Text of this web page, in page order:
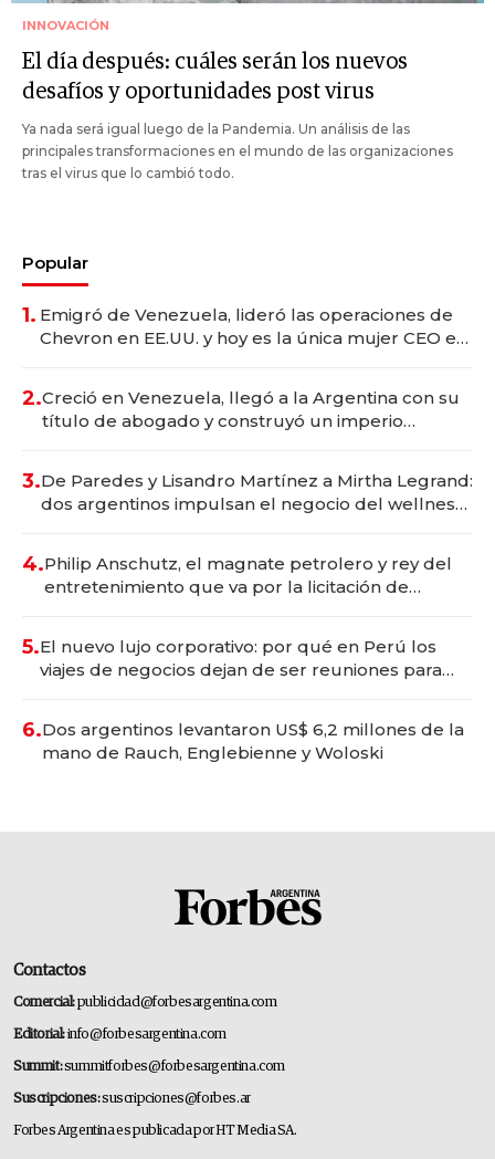
INNOVACIÓN
El día después: cuáles serán los nuevos
desafíos y oportunidades post virus
Ya nada será igual luego de la Pandemia. Un análisis de las
principales transformaciones en el mundo de las organizaciones
tras el virus que lo cambió todo.
Popular
1. Emigró de Venezuela, lideró las operaciones de
Chevron en EE.UU. y hoy es la única mujer CEO en
2.Creció en Venezuela, llegó a la Argentina con su
título de abogado y construyó un imperio
3.De Paredes y Lisandro Martínez a Mirtha Legrand:
dos argentinos impulsan el negocio del wellness
4.Philip Anschutz, el magnate petrolero y rey del
entretenimiento que va por la licitación de
5.El nuevo lujo corporativo: por qué en Perú los
viajes de negocios dejan de ser reuniones para
6.Dos argentinos levantaron US$ 6,2 millones de la
mano de Rauch, Englebienne y Woloski
Contactos
Comercial:publicidad@forbesargentina.com
Editorial:info@forbesargentina.com
Summit:summitforbes@forbesargentina.com
Suscripciones:suscripciones@forbes.ar
Forbes Argentina es publicada por HT Media SA.